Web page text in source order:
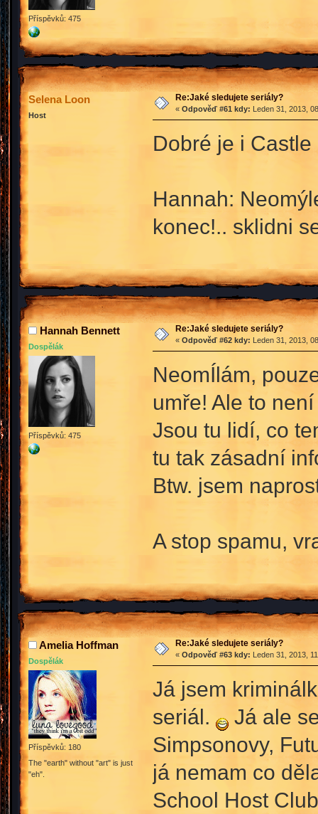
Příspěvků: 475
Selena Loon
Host
Re:Jaké sledujete seriály?
« Odpověď #61 kdy: Leden 31, 2013,
Dobré je i
Hannah:
konec!.. sklidni
Hannah Bennett
Dospělák
Příspěvků: 475
Re:Jaké sledujete seriály?
« Odpověď #62 kdy: Leden 31, 2013,
NeomÍlám,
umře! Ale to
Jsou tu lidí, co
tu tak zásadní
Btw. jsem
A stop spamu,
Amelia Hoffman
Dospělák
Příspěvků: 180
The "earth" without "art" is just
"eh".
Re:Jaké sledujete seriály?
« Odpověď #63 kdy: Leden 31, 2013,
Já jsem
seriál.
Já ale
Simpsonovy,
já nemam co
School Host